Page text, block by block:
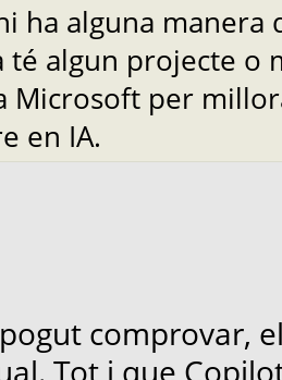
ha alguna
té algun projecte o
Microsoft per
en IA.
comprovar,
Tot i que